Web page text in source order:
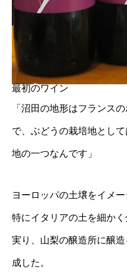
最初のワイン
「沼田の地形はフランス
で、ぶどうの栽培地とし
地の一つなんです」
ヨーロッパの土壌をイメ
特にイタリアの土を細か
実り、山梨の醸造所に醸
成した。